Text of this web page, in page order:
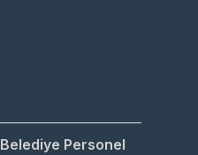
Belediye Personel